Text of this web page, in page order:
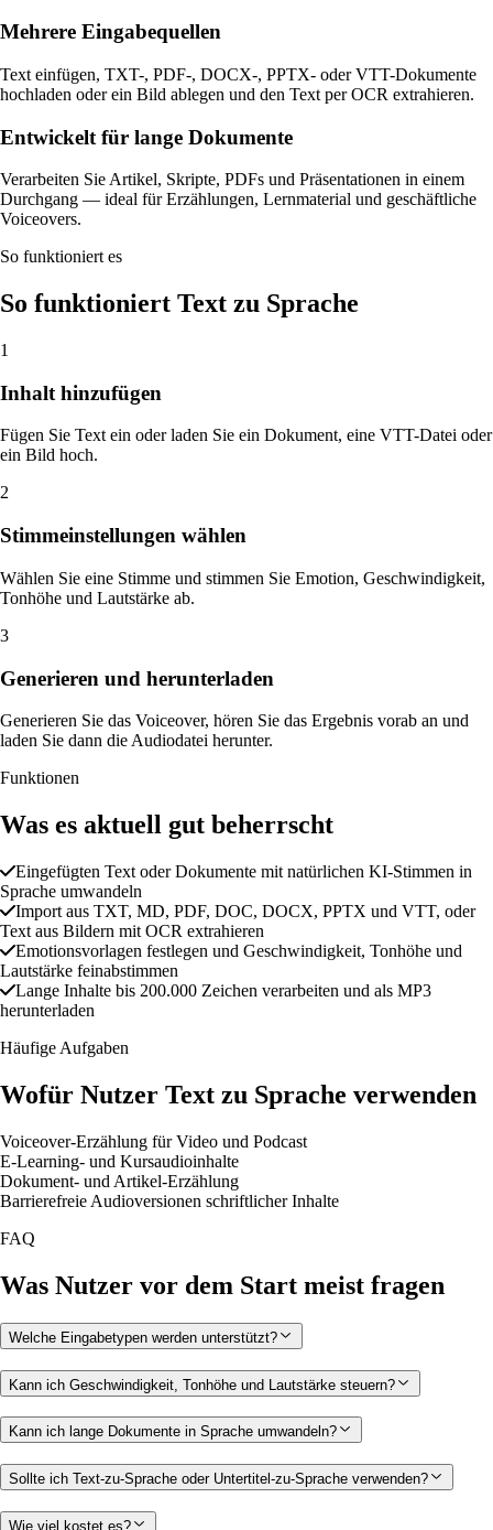
Mehrere Eingabequellen
Text einfügen, TXT-, PDF-, DOCX-, PPTX- oder VTT-Dokumente
hochladen oder ein Bild ablegen und den Text per OCR extrahieren.
Entwickelt für lange Dokumente
Verarbeiten Sie Artikel, Skripte, PDFs und Präsentationen in einem
Durchgang — ideal für Erzählungen, Lernmaterial und geschäftliche
Voiceovers.
So funktioniert es
So funktioniert Text zu Sprache
1
Inhalt hinzufügen
Fügen Sie Text ein oder laden Sie ein Dokument, eine VTT-Datei oder
ein Bild hoch.
2
Stimmeinstellungen wählen
Wählen Sie eine Stimme und stimmen Sie Emotion, Geschwindigkeit,
Tonhöhe und Lautstärke ab.
3
Generieren und herunterladen
Generieren Sie das Voiceover, hören Sie das Ergebnis vorab an und
laden Sie dann die Audiodatei herunter.
Funktionen
Was es aktuell gut beherrscht
Eingefügten Text oder Dokumente mit natürlichen KI-Stimmen in
Sprache umwandeln
Import aus TXT, MD, PDF, DOC, DOCX, PPTX und VTT, oder
Text aus Bildern mit OCR extrahieren
Emotionsvorlagen festlegen und Geschwindigkeit, Tonhöhe und
Lautstärke feinabstimmen
Lange Inhalte bis 200.000 Zeichen verarbeiten und als MP3
herunterladen
Häufige Aufgaben
Wofür Nutzer Text zu Sprache verwenden
Voiceover-Erzählung für Video und Podcast
E-Learning- und Kursaudioinhalte
Dokument- und Artikel-Erzählung
Barrierefreie Audioversionen schriftlicher Inhalte
FAQ
Was Nutzer vor dem Start meist fragen
Welche Eingabetypen werden unterstützt?
Kann ich Geschwindigkeit, Tonhöhe und Lautstärke steuern?
Kann ich lange Dokumente in Sprache umwandeln?
Sollte ich Text-zu-Sprache oder Untertitel-zu-Sprache verwenden?
Wie viel kostet es?